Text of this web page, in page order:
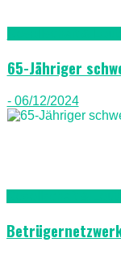
65-Jähriger
- 06/12/2024